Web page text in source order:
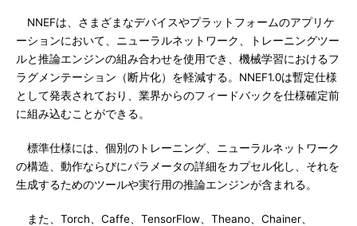
NNEFは、さまざまなデバイスやプラットフォームのアプリケ
ーションにおいて、ニューラルネットワーク、トレーニングツー
ルと推論エンジンの組み合わせを使用でき、機械学習におけるフ
ラグメンテーション（断片化）を軽減する。NNEF1.0は暫定仕様
として発表されており、業界からのフィードバックを仕様確定前
に組み込むことができる。
標準仕様には、個別のトレーニング、ニューラルネットワーク
の構造、動作ならびにパラメータの詳細をカプセル化し、それを
生成するためのツールや実行用の推論エンジンが含まれる。
また、Torch、Caffe、TensorFlow、Theano、Chainer、